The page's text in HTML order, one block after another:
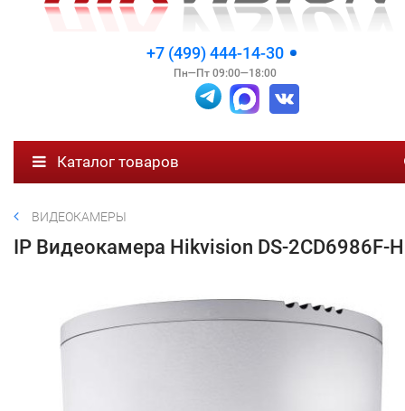
+7 (499) 444-14-30
Пн—Пт 09:00—18:00
Каталог товаров
ВИДЕОКАМЕРЫ
IP Видеокамера Hikvision DS-2CD6986F-H